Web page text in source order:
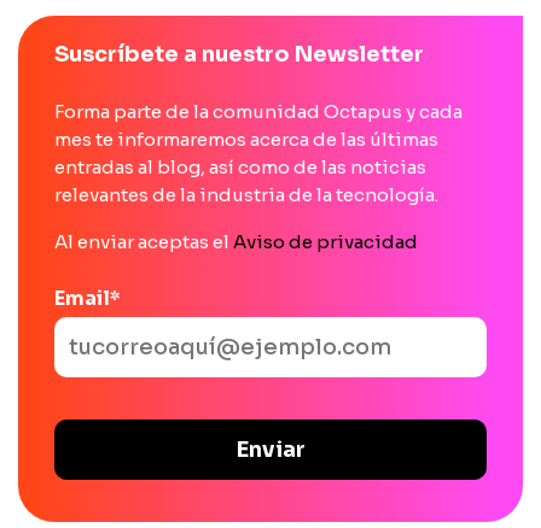
Suscríbete a nuestro Newsletter
Forma parte de la comunidad Octapus y cada
mes te informaremos acerca de las últimas
entradas al blog, así como de las noticias
relevantes de la industria de la tecnología.
Al enviar aceptas el Aviso de privacidad
Email*